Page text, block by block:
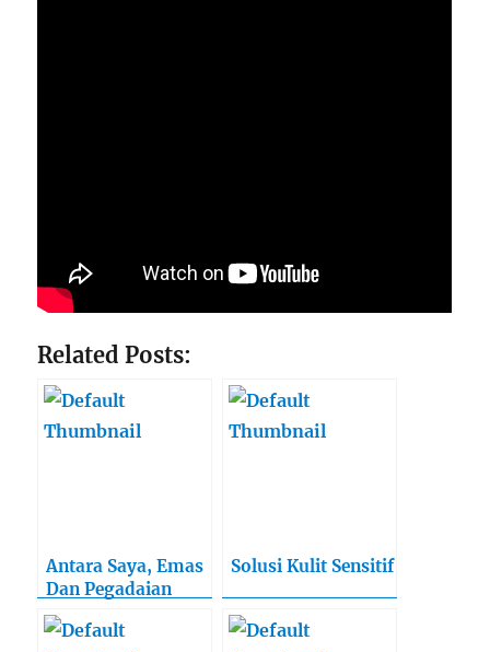
Related Posts:
Antara Saya, Emas
Dan Pegadaian
Solusi Kulit Sensitif